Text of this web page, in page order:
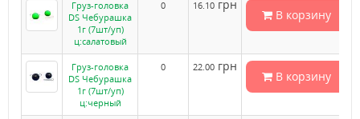
Груз-головка
DS Чебурашка
1г (7шт/уп)
ц:салатовый
0 16.10 грн
В корзину
Груз-головка
DS Чебурашка
1г (7шт/уп)
ц:черный
0 22.00 грн
В корзину